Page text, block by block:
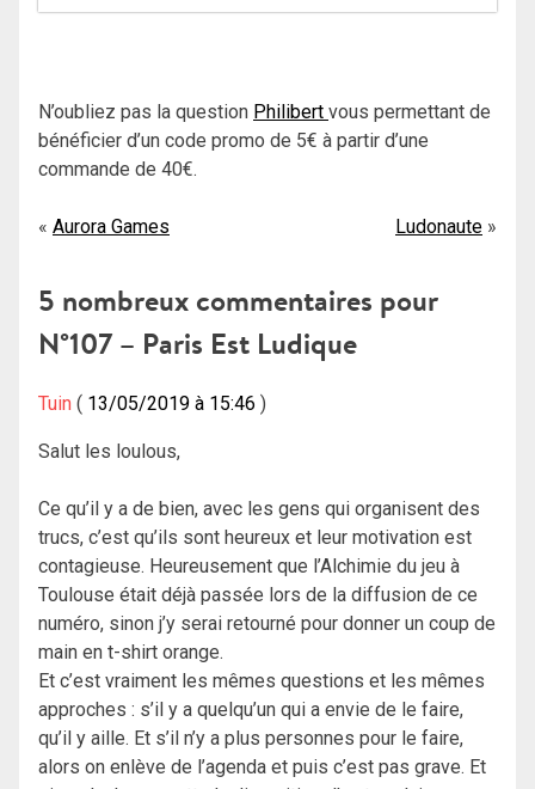
N’oubliez pas la question Philibert vous permettant de
bénéficier d’un code promo de 5€ à partir d’une
commande de 40€.
Navigation
l’article
Aurora Games Ludonaute
5 nombreux commentaires pour
N°107 – Paris Est Ludique
Tuin 13/05/2019 à 15:46
Salut les loulous,
Ce qu’il y a de bien, avec les gens qui organisent des
trucs, c’est qu’ils sont heureux et leur motivation est
contagieuse. Heureusement que l’Alchimie du jeu à
Toulouse était déjà passée lors de la diffusion de ce
numéro, sinon j’y serai retourné pour donner un coup de
main en t-shirt orange.
Et c’est vraiment les mêmes questions et les mêmes
approches : s’il y a quelqu’un qui a envie de le faire,
qu’il y aille. Et s’il n’y a plus personnes pour le faire,
alors on enlève de l’agenda et puis c’est pas grave. Et